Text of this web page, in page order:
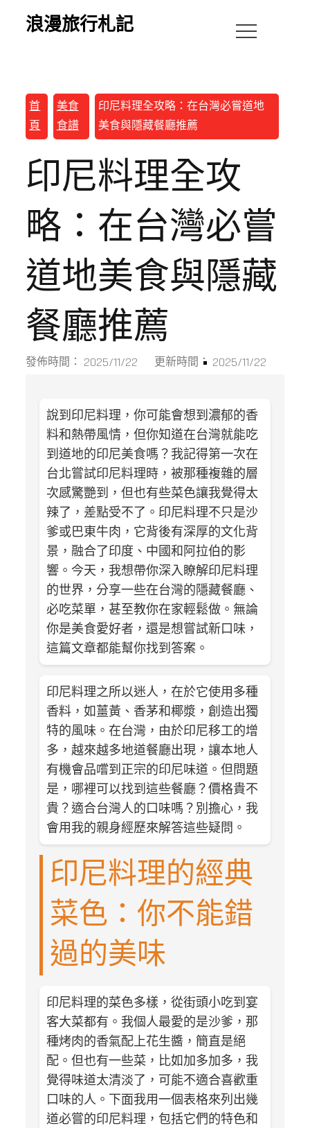
浪漫旅行札記
首
頁
美食
食譜
印尼料理全攻略：在台灣必嘗道地
美食與隱藏餐廳推薦
印尼料理全攻
略：在台灣必嘗
道地美食與隱藏
餐廳推薦
發佈時間： 2025/11/22 更新時間： 2025/11/22
說到印尼料理，你可能會想到濃郁的香
料和熱帶風情，但你知道在台灣就能吃
到道地的印尼美食嗎？我記得第一次在
台北嘗試印尼料理時，被那種複雜的層
次感驚艷到，但也有些菜色讓我覺得太
辣了，差點受不了。印尼料理不只是沙
爹或巴東牛肉，它背後有深厚的文化背
景，融合了印度、中國和阿拉伯的影
響。今天，我想帶你深入瞭解印尼料理
的世界，分享一些在台灣的隱藏餐廳、
必吃菜單，甚至教你在家輕鬆做。無論
你是美食愛好者，還是想嘗試新口味，
這篇文章都能幫你找到答案。
印尼料理之所以迷人，在於它使用多種
香料，如薑黃、香茅和椰漿，創造出獨
特的風味。在台灣，由於印尼移工的增
多，越來越多地道餐廳出現，讓本地人
有機會品嚐到正宗的印尼味道。但問題
是，哪裡可以找到這些餐廳？價格貴不
貴？適合台灣人的口味嗎？別擔心，我
會用我的親身經歷來解答這些疑問。
印尼料理的經典
菜色：你不能錯
過的美味
印尼料理的菜色多樣，從街頭小吃到宴
客大菜都有。我個人最愛的是沙爹，那
種烤肉的香氣配上花生醬，簡直是絕
配。但也有一些菜，比如加多加多，我
覺得味道太清淡了，可能不適合喜歡重
口味的人。下面我用一個表格來列出幾
道必嘗的印尼料理，包括它們的特色和